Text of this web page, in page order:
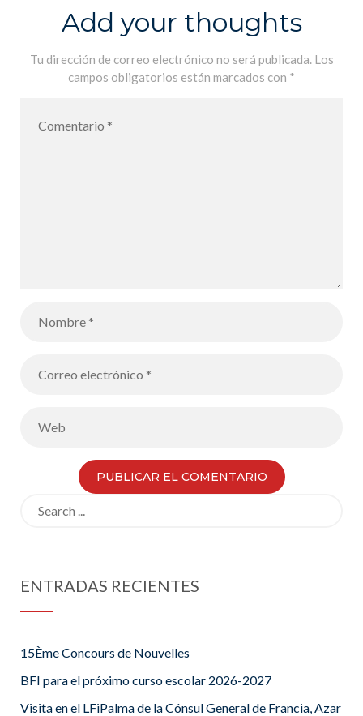
Add your thoughts
Tu dirección de correo electrónico no será publicada. Los
campos obligatorios están marcados con *
ENTRADAS RECIENTES
15Ème Concours de Nouvelles
BFI para el próximo curso escolar 2026-2027
Visita en el LFiPalma de la Cónsul General de Francia, Azar